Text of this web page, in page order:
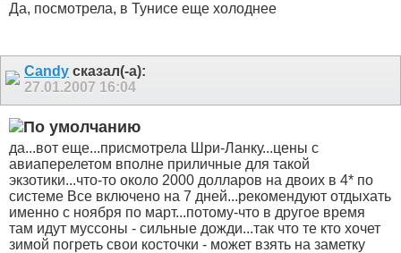
Да, посмотрела, в Тунисе еще холоднее
Candy сказал(-а):
27.01.2007 16:04
да...вот еще...присмотрела Шри-Ланку...цены с
авиаперелетом вполне приличные для такой
экзотики...что-то около 2000 долларов на двоих в 4* по
системе Все включено на 7 дней...рекомендуют отдыхать
именно с ноября по март...потому-что в другое время
там идут муссоны - сильные дожди...так что те кто хочет
зимой погреть свои косточки - может взять на заметку